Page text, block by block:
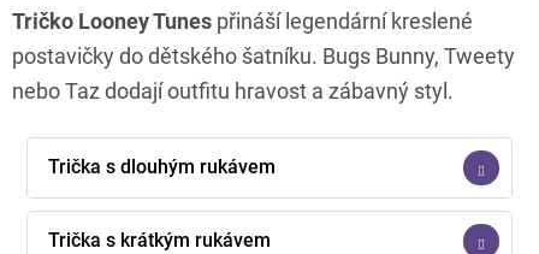
Tričko Looney Tunes přináší legendární kreslené
postavičky do dětského šatníku. Bugs Bunny, Tweety
nebo Taz dodají outfitu hravost a zábavný styl.
Trička s dlouhým rukávem
Trička s krátkým rukávem